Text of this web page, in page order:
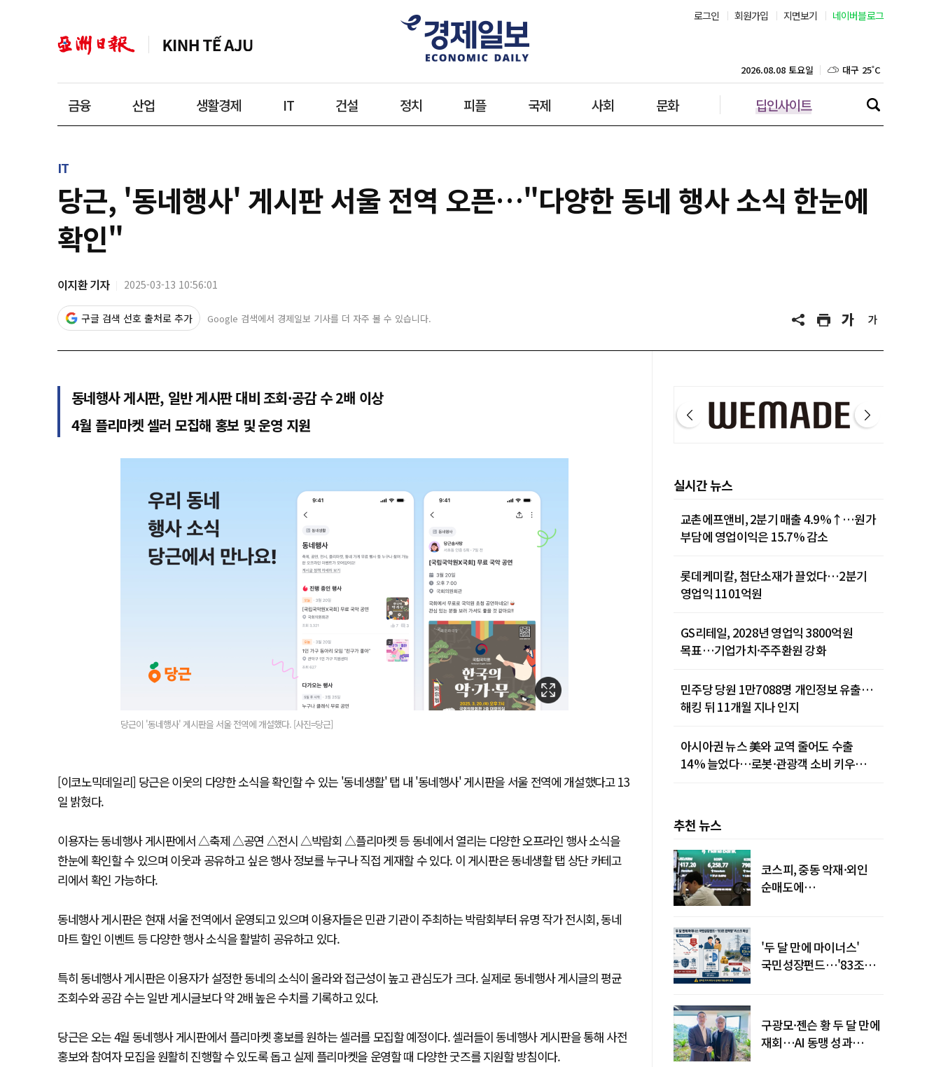
로그인 회원가입 지면보기 네이버블로그
금융 산업 생활경제 IT 건설 정치 피플 국제 사회 문화 딥인사이트
2026.08.08 토요일 인천 28˚C
광주 26˚C
강릉 26˚C
IT
당근, '동네행사' 게시판 서울 전역 오픈…"다양한 동네 행사 소식 한눈에
확인"
이지환 기자 2025-03-13 10:56:01
구글 검색 선호 출처로 추가 Google 검색에서 경제일보 기사를 더 자주 볼 수 있습니다.
동네행사 게시판, 일반 게시판 대비 조회·공감 수 2배 이상
4월 플리마켓 셀러 모집해 홍보 및 운영 지원
당근이 '동네행사' 게시판을 서울 전역에 개설했다. [사진=당근]
[이코노믹데일리] 당근은 이웃의 다양한 소식을 확인할 수 있는 '동네생활' 탭 내 '동네행사' 게시판을 서울 전역에 개설했다고 13
일 밝혔다.
이용자는 동네행사 게시판에서 △축제 △공연 △전시 △박람회 △플리마켓 등 동네에서 열리는 다양한 오프라인 행사 소식을
한눈에 확인할 수 있으며 이웃과 공유하고 싶은 행사 정보를 누구나 직접 게재할 수 있다. 이 게시판은 동네생활 탭 상단 카테고
리에서 확인 가능하다.
동네행사 게시판은 현재 서울 전역에서 운영되고 있으며 이용자들은 민관 기관이 주최하는 박람회부터 유명 작가 전시회, 동네
마트 할인 이벤트 등 다양한 행사 소식을 활발히 공유하고 있다.
특히 동네행사 게시판은 이용자가 설정한 동네의 소식이 올라와 접근성이 높고 관심도가 크다. 실제로 동네행사 게시글의 평균
조회수와 공감 수는 일반 게시글보다 약 2배 높은 수치를 기록하고 있다.
당근은 오는 4월 동네행사 게시판에서 플리마켓 홍보를 원하는 셀러를 모집할 예정이다. 셀러들이 동네행사 게시판을 통해 사전
홍보와 참여자 모집을 원활히 진행할 수 있도록 돕고 실제 플리마켓을 운영할 때 다양한 굿즈를 지원할 방침이다.
실시간 뉴스
교촌에프앤비, 2분기 매출 4.9%↑…원가
부담에 영업이익은 15.7% 감소
롯데케미칼, 첨단소재가 끌었다…2분기
영업익 1101억원
GS리테일, 2028년 영업익 3800억원
목표…기업가치·주주환원 강화
민주당 당원 1만7088명 개인정보 유출…
해킹 뒤 11개월 지나 인지
아시아권 뉴스 美와 교역 줄어도 수출
14% 늘었다…로봇·관광객 소비 키우는
추천 뉴스
코스피, 중동 악재·외인
순매도에
'두 달 만에 마이너스'
국민성장펀드…'83조
구광모·젠슨 황 두 달 만에
재회…AI 동맹 성과